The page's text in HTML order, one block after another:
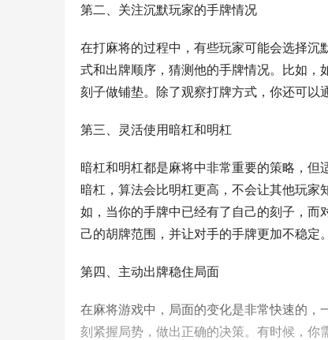
第二、关注沉默玩家的手牌情况
在打麻将的过程中，有些玩家可能会选择
式和出牌顺序，猜测他的手牌情况。比如
刻子做铺垫。除了观察打牌方式，你还可以
第三、灵活使用暗杠和明杠
暗杠和明杠都是麻将中非常重要的策略，
暗杠，算法会比明杠更高，不会让其他玩
如，当你的手牌中已经有了自己的刻子，而
己的胡牌范围，并让对手的手牌更加不稳定。
第四、主动出牌稳住局面
在麻将游戏中，局面的变化是非常快速的
刻紧握局势，做出正确的决策。有时候，